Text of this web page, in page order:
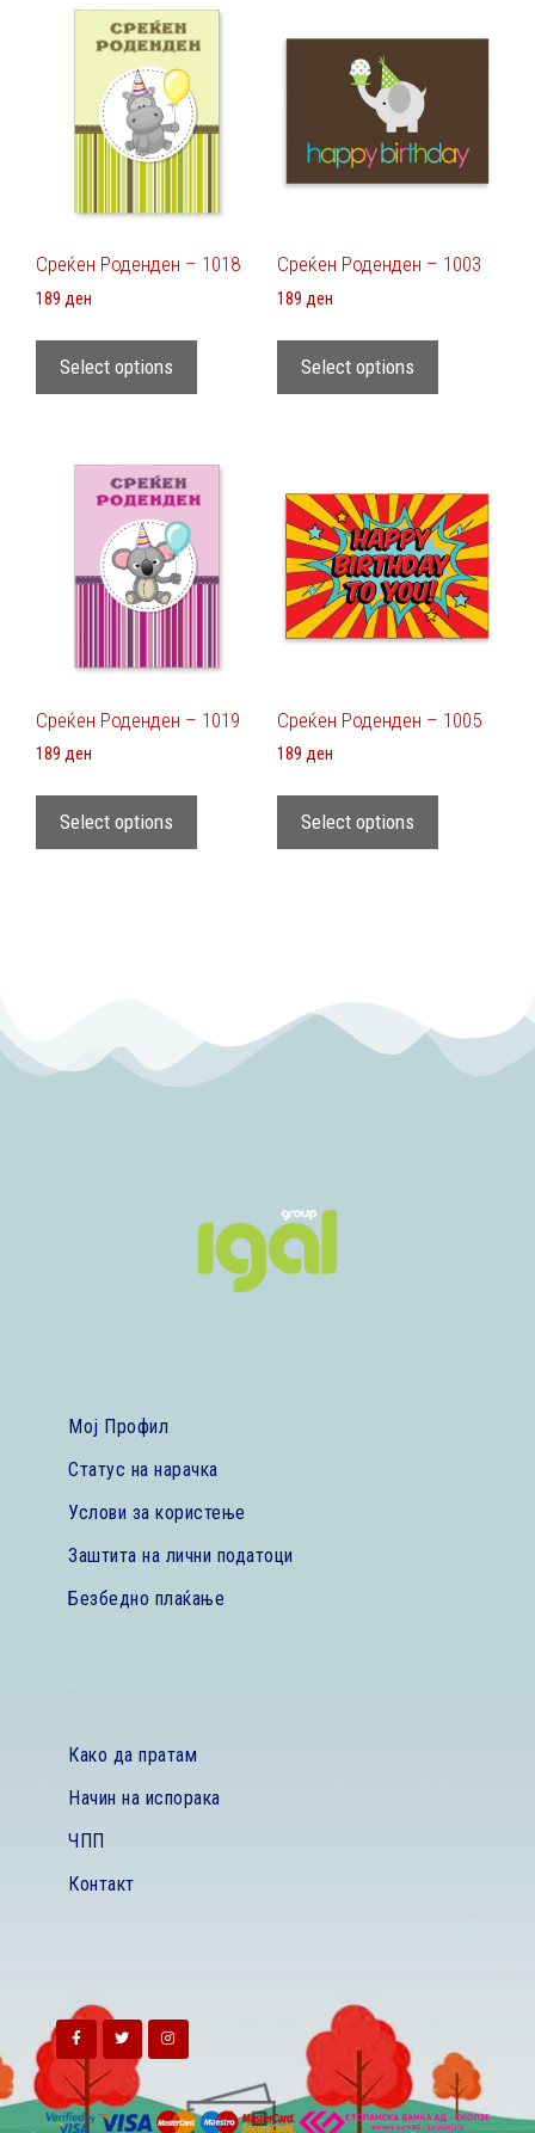
Среќен Роденден – 1018
189 ден
Select options
Среќен Роденден – 1003
189 ден
Select options
Среќен Роденден – 1019
189 ден
Select options
Среќен Роденден – 1005
189 ден
Select options
Мој Профил
Статус на нарачка
Услови за користење
Заштита на лични податоци
Безбедно плаќање
Како да пратам
Начин на испорака
ЧПП
Контакт